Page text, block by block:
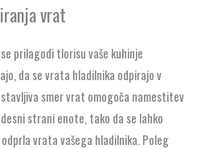
vrat
prilagodi tlorisu vaše kuhinje
da se vrata hladilnika odpirajo v
smer vrat omogoča namestitev
strani enote, tako da se lahko
vrata vašega hladilnika. Poleg